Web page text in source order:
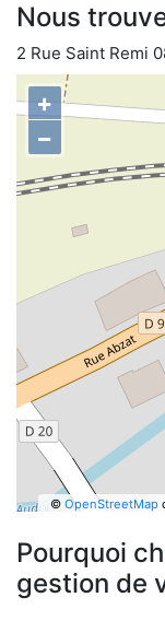
Nous
2 Rue Saint Remi
+
−
© OpenStreetMap
Pourquoi
gestion de